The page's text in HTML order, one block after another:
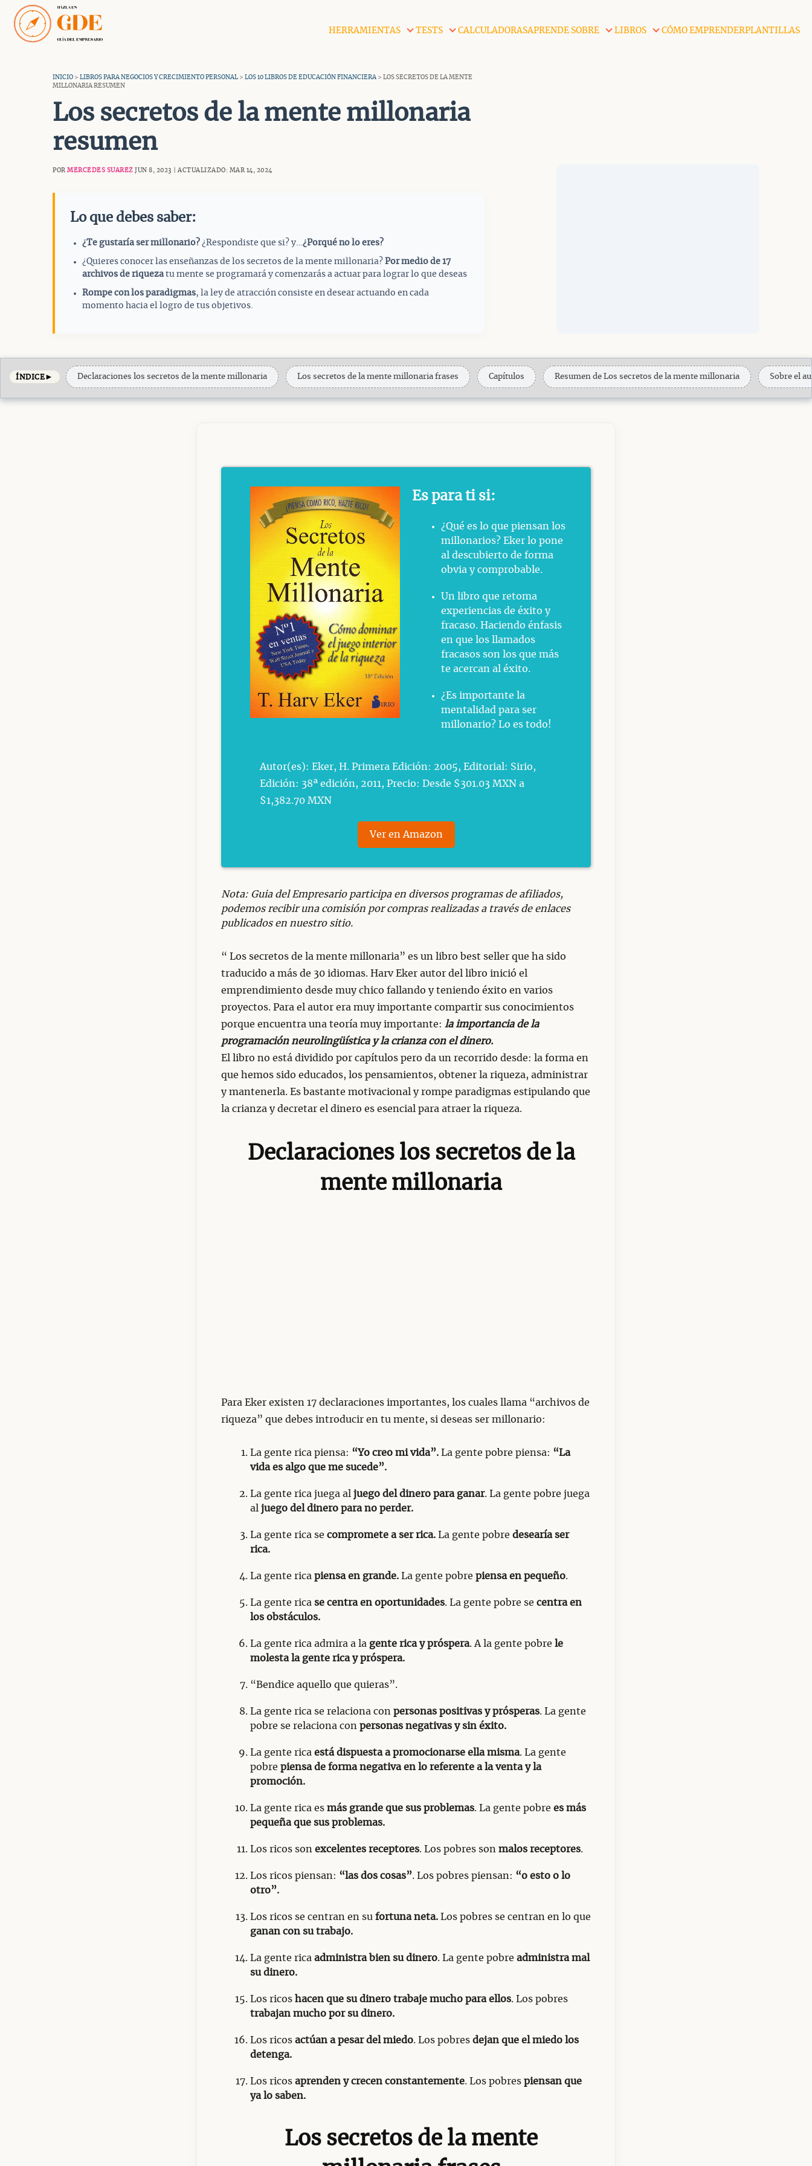
Saltar
contenido
HERRAMIENTAS TESTS CALCULADORASAPRENDE SOBRE LIBROS CÓMO EMPRENDERPLANTILLAS
INICIO > LIBROS PARA NEGOCIOS Y CRECIMIENTO PERSONAL > LOS 10 LIBROS DE EDUCACIÓN FINANCIERA > LOS SECRETOS DE LA MENTE
MILLONARIA RESUMEN
Los secretos de la mente millonaria
resumen
POR MERCEDES SUAREZ JUN 8, 2023 | ACTUALIZADO: MAR 14, 2024
Lo que debes saber:
¿Te gustaría ser millonario? ¿Respondiste que si? y…¿Porqué no lo eres?
¿Quieres conocer las enseñanzas de los secretos de la mente millonaria? Por medio de 17
archivos de riqueza tu mente se programará y comenzarás a actuar para lograr lo que deseas
Rompe con los paradigmas, la ley de atracción consiste en desear actuando en cada
momento hacia el logro de tus objetivos.
ÍNDICE► Declaraciones los secretos de la mente millonaria Los secretos de la mente millonaria frases Capítulos Resumen de Los secretos de la mente millonaria Sobre el
Es para ti si:
¿Qué es lo que piensan los
millonarios? Eker lo pone
al descubierto de forma
obvia y comprobable.
Un libro que retoma
experiencias de éxito y
fracaso. Haciendo énfasis
en que los llamados
fracasos son los que más
te acercan al éxito.
¿Es importante la
mentalidad para ser
millonario? Lo es todo!
Autor(es): Eker, H. Primera Edición: 2005, Editorial: Sirio,
Edición: 38ª edición, 2011, Precio: Desde $301.03 MXN a
$1,382.70 MXN
Ver en Amazon
Nota: Guia del Empresario participa en diversos programas de afiliados,
podemos recibir una comisión por compras realizadas a través de enlaces
publicados en nuestro sitio.
“ Los secretos de la mente millonaria” es un libro best seller que ha sido
traducido a más de 30 idiomas. Harv Eker autor del libro inició el
emprendimiento desde muy chico fallando y teniendo éxito en varios
proyectos. Para el autor era muy importante compartir sus conocimientos
porque encuentra una teoría muy importante: la importancia de la
programación neurolingüística y la crianza con el dinero.
El libro no está dividido por capítulos pero da un recorrido desde: la forma en
que hemos sido educados, los pensamientos, obtener la riqueza, administrar
y mantenerla. Es bastante motivacional y rompe paradigmas estipulando que
la crianza y decretar el dinero es esencial para atraer la riqueza.
Declaraciones los secretos de la
mente millonaria
Para Eker existen 17 declaraciones importantes, los cuales llama “archivos de
riqueza” que debes introducir en tu mente, si deseas ser millonario:
La gente rica piensa: “Yo creo mi vida”. La gente pobre piensa: “La
vida es algo que me sucede”.
La gente rica juega al juego del dinero para ganar. La gente pobre juega
al
juego del dinero para no perder.
La gente rica se compromete a ser rica. La gente pobre desearía ser
rica.
La gente rica piensa en grande. La gente pobre piensa en pequeño.
La gente rica se centra en oportunidades. La gente pobre se centra en
los obstáculos.
La gente rica admira a la gente rica y próspera. A la gente pobre le
molesta la gente rica y próspera.
“Bendice aquello que quieras”.
La gente rica se relaciona con personas positivas y prósperas. La gente
pobre se relaciona con personas negativas y sin éxito.
La gente rica está dispuesta a promocionarse ella misma. La gente
pobre piensa de forma negativa en lo referente a la venta y la
promoción.
La gente rica es más grande que sus problemas. La gente pobre es más
pequeña que sus problemas.
Los ricos son excelentes receptores. Los pobres son malos receptores.
Los ricos piensan: “las dos cosas”. Los pobres piensan: “o esto o lo
otro”.
Los ricos se centran en su fortuna neta. Los pobres se centran en lo que
ganan con su trabajo.
La gente rica administra bien su dinero. La gente pobre administra mal
su dinero.
Los ricos hacen que su dinero trabaje mucho para ellos. Los pobres
trabajan mucho por su dinero.
Los ricos actúan a pesar del miedo. Los pobres dejan que el miedo los
detenga.
Los ricos aprenden y crecen constantemente. Los pobres piensan que
ya lo saben.
Los secretos de la mente